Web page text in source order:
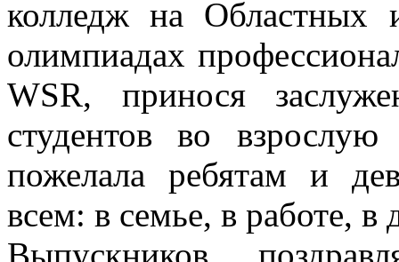
колледж на Областных
олимпиадах
WSR, принося
студентов во
пожелала ребятам и
всем: в семье, в работе, в